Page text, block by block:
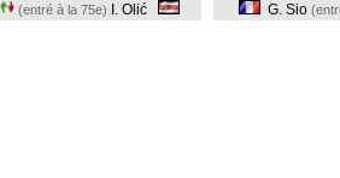
(entré à la 75e) I. Olić G. Sio